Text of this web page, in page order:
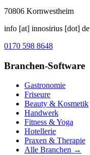
70806 Kornwestheim
info [at] innosirius [dot] de
0170 598 8648
Branchen-Software
Gastronomie
Friseure
Beauty & Kosmetik
Handwerk
Fitness & Yoga
Hotellerie
Praxen & Therapie
Alle Branchen →